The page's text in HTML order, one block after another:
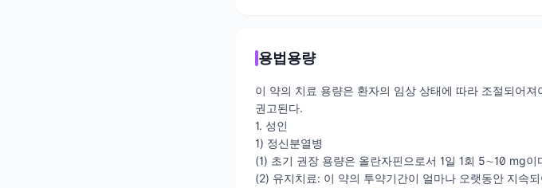
용법용량
이 약의 치료 용량은 환자의 임상 상태에 따라 조절되어
권고된다.
1. 성인
1) 정신분열병
(1) 초기 권장 용량은 올란자핀으로서 1일 1회 5∼10 mg이
(2) 유지치료: 이 약의 투약기간이 얼마나 오랫동안 지속